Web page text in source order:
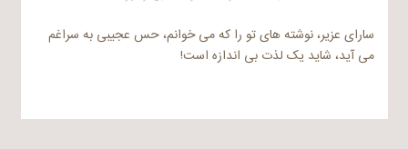
سارای عزیر، نوشته های تو را که می خوانم، حس عجیبی به سراغم
می آید، شاید یک لذت بی اندازه است!